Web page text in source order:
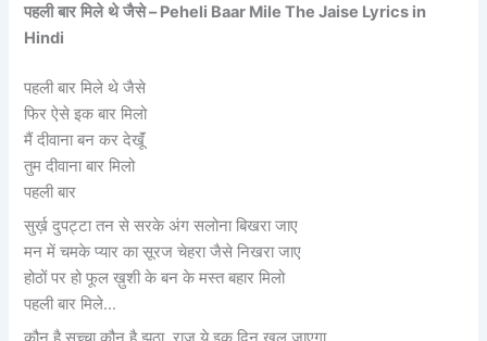
पहली बार मिले थे जैसे– Peheli Baar Mile The Jaise Lyrics in
Hindi
पहली बार मिले थे जैसे
फिर ऐसे इक बार मिलो
मैं दीवाना बन कर देखूॅं
तुम दीवाना बार मिलो
पहली बार
सुर्ख़ दुपट्टा तन से सरके अंग सलोना बिखरा जाए
मन में चमके प्यार का सूरज चेहरा जैसे निखरा जाए
होठों पर हो फूल ख़ुशी के बन के मस्त बहार मिलो
पहली बार मिले…